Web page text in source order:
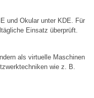
und Okular unter KDE. Für
Einsatz überprüft.
als virtuelle Maschinen
wie z. B.